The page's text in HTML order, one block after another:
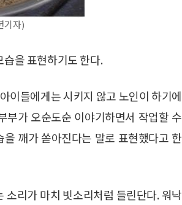
기자)
을 표현하기도 한다.
이들에게는 시키지 않고 노인이 하기에
부가 오순도순 이야기하면서 작업할 수
깨가 쏟아진다는 말로 표현했다고 한
리가 마치 빗소리처럼 들린단다. 워낙